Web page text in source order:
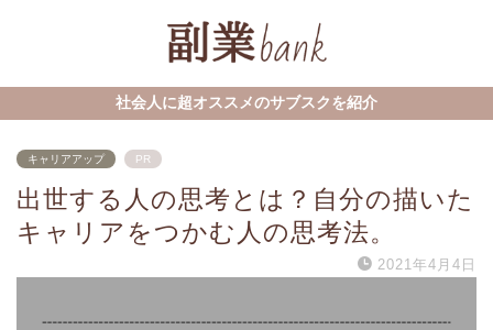
社会人に超オススメのサブスクを紹介
キャリアアップ PR
出世する人の思考とは？自分の描いた
キャリアをつかむ人の思考法。
2021年4月4日